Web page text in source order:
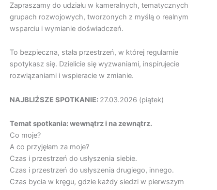
Zapraszamy do udziału w kameralnych, tematycznych
grupach rozwojowych, tworzonych z myślą o realnym
wsparciu i wymianie doświadczeń.
To bezpieczna, stała przestrzeń, w której regularnie
spotykasz się. Dzielicie się wyzwaniami, inspirujecie
rozwiązaniami i wspieracie w zmianie.
NAJBLIŻSZE SPOTKANIE: 27.03.2026 (piątek)
Temat spotkania: wewnątrz i na zewnątrz.
Co moje?
A co przyjęłam za moje?
Czas i przestrzeń do usłyszenia siebie.
Czas i przestrzeń do usłyszenia drugiego, innego.
Czas bycia w kręgu, gdzie każdy siedzi w pierwszym